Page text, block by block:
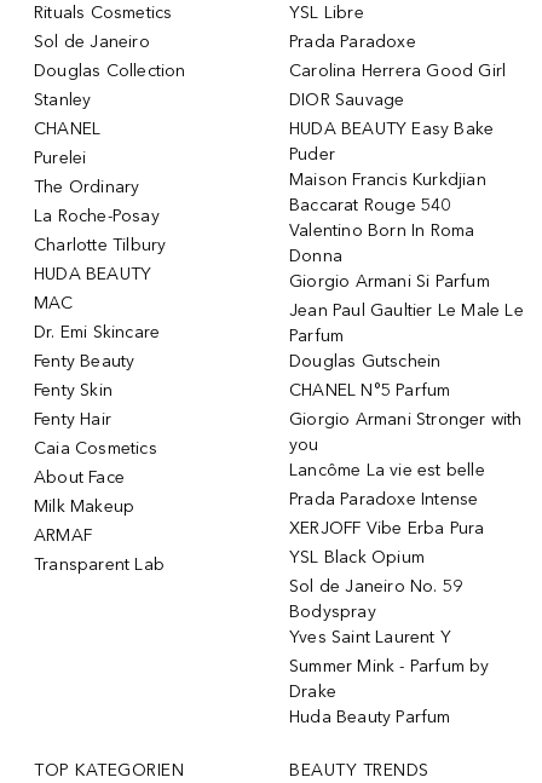
Rituals Cosmetics
Sol de Janeiro
Douglas Collection
Stanley
CHANEL
Purelei
The Ordinary
La Roche-Posay
Charlotte Tilbury
HUDA BEAUTY
MAC
Dr. Emi Skincare
Fenty Beauty
Fenty Skin
Fenty Hair
Caia Cosmetics
About Face
Milk Makeup
ARMAF
Transparent Lab
YSL Libre
Prada Paradoxe
Carolina Herrera Good Girl
DIOR Sauvage
HUDA BEAUTY Easy Bake
Puder
Maison Francis Kurkdjian
Baccarat Rouge 540
Valentino Born In Roma
Donna
Giorgio Armani Si Parfum
Jean Paul Gaultier Le Male Le
Parfum
Douglas Gutschein
CHANEL N°5 Parfum
Giorgio Armani Stronger with
you
Lancôme La vie est belle
Prada Paradoxe Intense
XERJOFF Vibe Erba Pura
YSL Black Opium
Sol de Janeiro No. 59
Bodyspray
Yves Saint Laurent Y
Summer Mink - Parfum by
Drake
Huda Beauty Parfum
TOP KATEGORIEN BEAUTY TRENDS